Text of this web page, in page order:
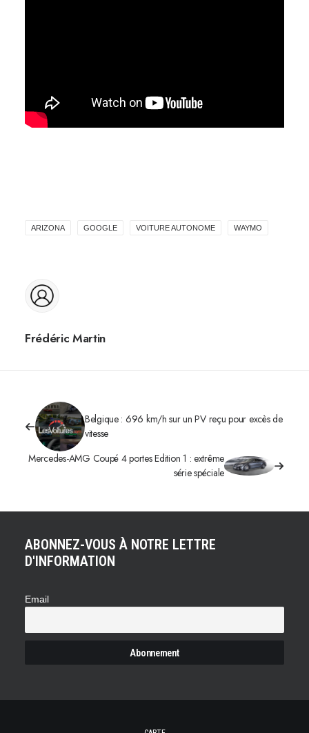
ARIZONA GOOGLE VOITURE AUTONOME WAYMO
Frédéric Martin
Belgique : 696 km/h sur un PV reçu pour excès de
vitesse
Mercedes-AMG Coupé 4 portes Edition 1 : extrême
série spéciale
ABONNEZ-VOUS À NOTRE LETTRE
D'INFORMATION
Email